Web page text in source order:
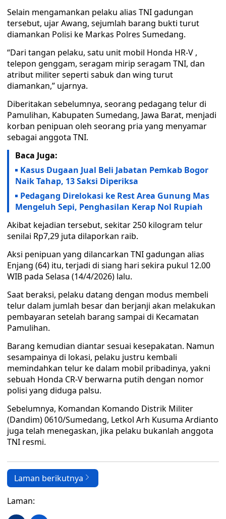
Selain mengamankan pelaku alias TNI gadungan
tersebut, ujar Awang, sejumlah barang bukti turut
diamankan Polisi ke Markas Polres Sumedang.
“Dari tangan pelaku, satu unit mobil Honda HR-V ,
telepon genggam, seragam mirip seragam TNI, dan
atribut militer seperti sabuk dan wing turut
diamankan,” ujarnya.
Diberitakan sebelumnya, seorang pedagang telur di
Pamulihan, Kabupaten Sumedang, Jawa Barat, menjadi
korban penipuan oleh seorang pria yang menyamar
sebagai anggota TNI.
Baca Juga:
Kasus Dugaan Jual Beli Jabatan Pemkab Bogor
Naik Tahap, 13 Saksi Diperiksa
Pedagang Direlokasi ke Rest Area Gunung Mas
Mengeluh Sepi, Penghasilan Kerap Nol Rupiah
Akibat kejadian tersebut, sekitar 250 kilogram telur
senilai Rp7,29 juta dilaporkan raib.
Aksi penipuan yang dilancarkan TNI gadungan alias
Enjang (64) itu, terjadi di siang hari sekira pukul 12.00
WIB pada Selasa (14/4/2026) lalu.
Saat beraksi, pelaku datang dengan modus membeli
telur dalam jumlah besar dan berjanji akan melakukan
pembayaran setelah barang sampai di Kecamatan
Pamulihan.
Barang kemudian diantar sesuai kesepakatan. Namun
sesampainya di lokasi, pelaku justru kembali
memindahkan telur ke dalam mobil pribadinya, yakni
sebuah Honda CR-V berwarna putih dengan nomor
polisi yang diduga palsu.
Sebelumnya, Komandan Komando Distrik Militer
(Dandim) 0610/Sumedang, Letkol Arh Kusuma Ardianto
juga telah menegaskan, jika pelaku bukanlah anggota
TNI resmi.
Laman berikutnya
Laman: